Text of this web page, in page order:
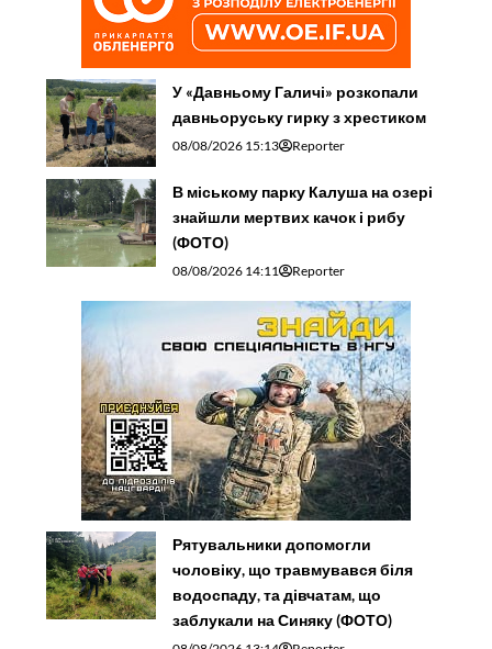
У «Давньому Галичі» розкопали
давньоруську гирку з хрестиком
08/08/2026 15:13 Reporter
В міському парку Калуша на озері
знайшли мертвих качок і рибу
(ФОТО)
08/08/2026 14:11 Reporter
Рятувальники допомогли
чоловіку, що травмувався біля
водоспаду, та дівчатам, що
заблукали на Синяку (ФОТО)